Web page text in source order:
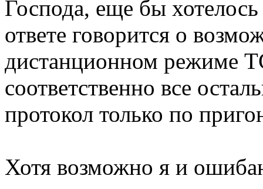
Господа, еще бы
ответе говорится о
дистанционном режиме
соответственно все
протокол только по
Хотя возможно я и